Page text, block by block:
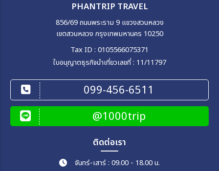
PHANTRIP TRAVEL
856/69 ถนนพระราม 9 แขวงสวนหลวง
เขตสวนหลวง กรุงเทพมหานคร 10250
Tax ID : 0105566075371
ใบอนุญาตธุรกิจนำเที่ยวเลขที่ : 11/11797
099-456-6511
@1000trip
ติดต่อเรา
จันทร์-เสาร์ : 09.00 - 18.00 น.